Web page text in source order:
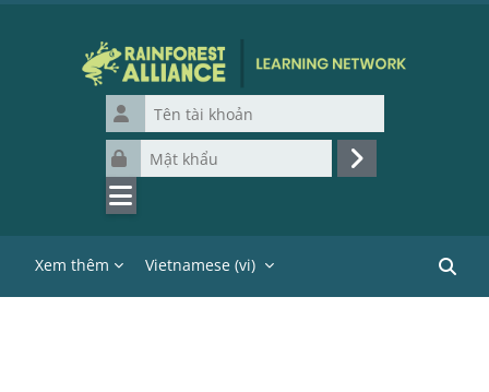
Tên tài khoản
Mật khẩu
Đăng nhập
Xem thêm Vietnamese ‎(vi)‎
Tìm